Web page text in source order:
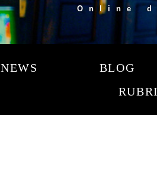
Online
NEWS BLOG